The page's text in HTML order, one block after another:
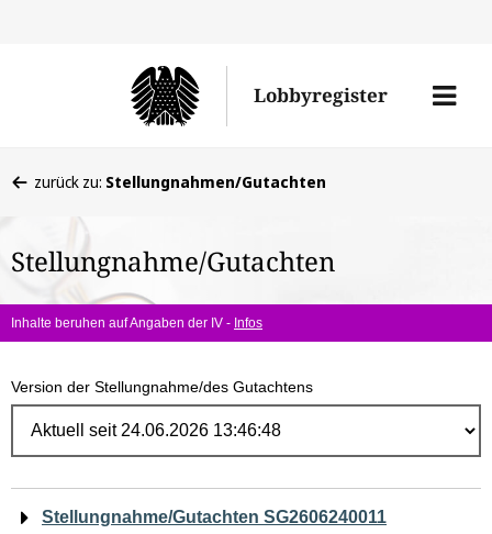
Lobbyregister
Menü
befinden
hier:
zurück zu: Stellungnahmen/Gutachten
Stellungnahme/Gutachten
Inhalte beruhen auf Angaben der IV - Infos
Version der Stellungnahme/des Gutachtens
Navigation
Stellungnahme/Gutachten SG2606240011